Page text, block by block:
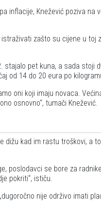
inflacije, Knežević poziva na
zašto su cijene u toj
stajalo pet kuna, a sada stoji
od 14 do 20 eura po
oni koji imaju novaca.
osnovno , tumači Knežević.
dižu kad im rastu troškovi, a
poslodavci se bore za
pokriti , ističu.
dugoročno nije održivo imati